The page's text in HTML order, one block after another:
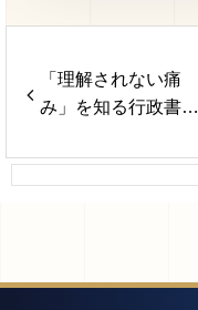
「理解されない痛
み」を知る行政書士